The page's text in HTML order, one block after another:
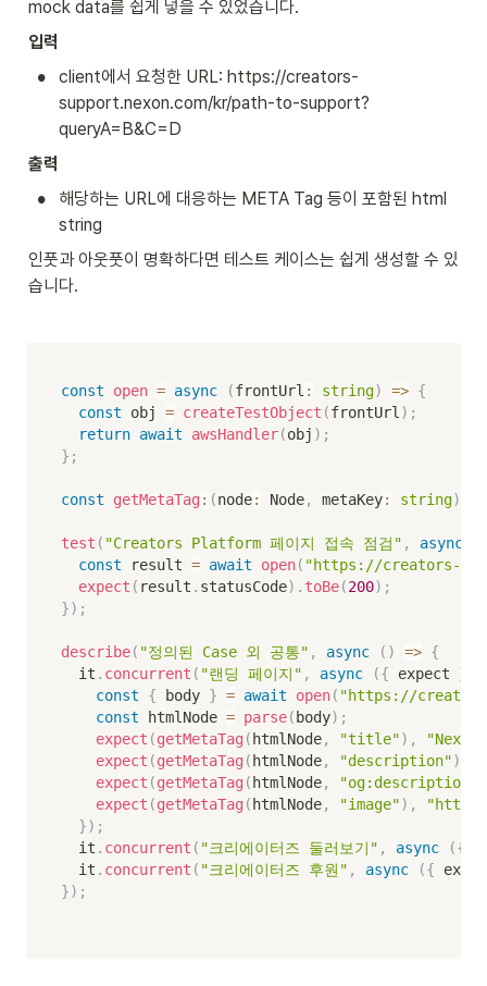
mock data를 쉽게 넣을 수 있었습니다.
입력
•
client에서 요청한 URL: https://creators-
support.nexon.com/kr/path-to-support?
queryA=B&C=D
출력
•
해당하는 URL에 대응하는 META Tag 등이 포함된 html
string
인풋과 아웃풋이 명확하다면 테스트 케이스는 쉽게 생성할 수 있
습니다.
const open = async (frontUrl : string) => {
const obj = createTestObject (frontUrl) ;
return await awsHandler(obj ) ;
} ;
const getMetaTag : (node: Node, metaKey: string)
test ( "Creators Platform 페이지 접속 점검" , async
const result = await open( "https://creators-
expect ( result . statusCode) . toBe(200) ;
}) ;
describe( "정의된 Case 외 공통" , async ( ) => {
  it
. concurrent ( "랜딩 페이지" , async ({ expect }
const
{ body } = await open( "https://
const htmlNode = parse( body) ;
expect (getMetaTag ( htmlNode, "title") ,
expect (getMetaTag ( htmlNode, "description")
expect (getMetaTag ( htmlNode, "og:description"
expect (getMetaTag ( htmlNode, "image") ,
}) ;
  it
. concurrent ( "크리에이터즈 둘러보기" , async ({
  it
. concurrent ( "크리에이터즈 후원" , async ({
}) ;